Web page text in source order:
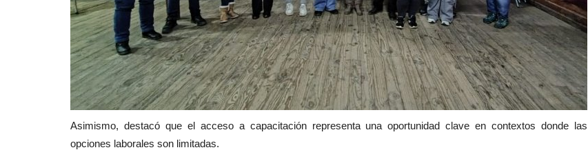
Asimismo, destacó que el acceso a capacitación representa una oportunidad clave en contextos donde las
opciones laborales son limitadas.